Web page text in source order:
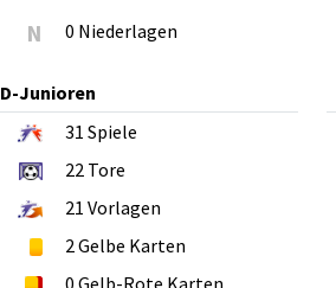
N 0 Niederlagen
D-Junioren
31 Spiele
22Tore
21 Vorlagen
2Gelbe Karten
0 Gelb-Rote Karten